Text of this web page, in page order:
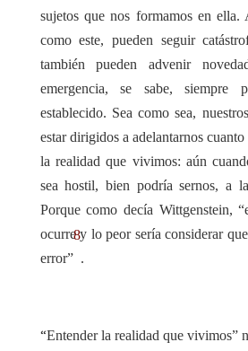
sujetos que nos formamos en ella.
como este, pueden seguir
también pueden advenir
emergencia, se sabe, siempre
establecido. Sea como sea,
estar dirigidos a adelantarnos
la realidad que vivimos: aún
sea hostil, bien podría sernos, a
Porque como decía Wittgenstein,
ocurre y lo peor sería considerar
error”
8
.
“Entender la realidad que vivimos”